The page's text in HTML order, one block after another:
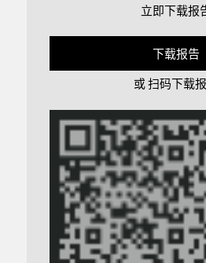
立即下载报
下载报告
或 扫码下载